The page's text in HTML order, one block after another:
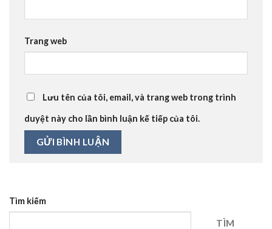
Trang web
Lưu tên của tôi, email, và trang web trong trình
duyệt này cho lần bình luận kế tiếp của tôi.
Tìm kiếm
TÌM